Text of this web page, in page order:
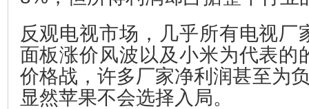
反观电视市场，几乎所有电视厂
面板涨价风波以及小米为代表的
价格战，许多厂家净利润甚至为
显然苹果不会选择入局。